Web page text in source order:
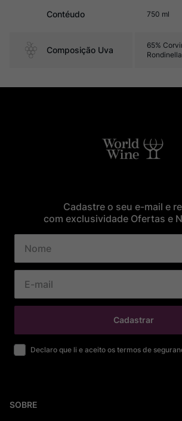
Contéudo 750 ml
Composição Uva
65%
Cadastre o seu e-mail e
com exclusividade Ofertas e
Cadastrar
Declaro que li e aceito os termos de
SOBRE